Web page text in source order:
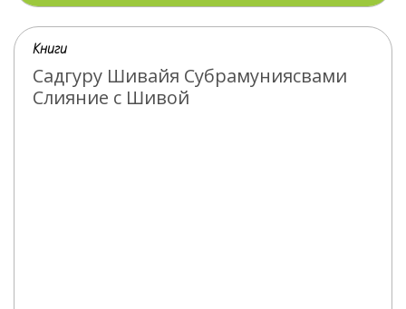
Книги
Садгуру Шивайя Субрамуниясвами
Слияние с Шивой